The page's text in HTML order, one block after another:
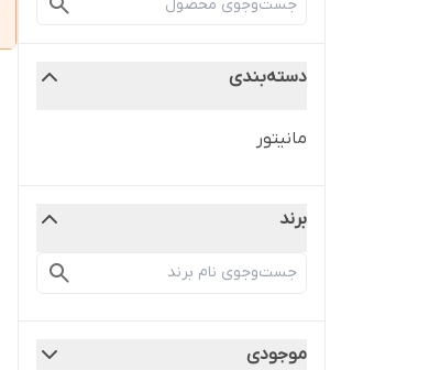
دسته‌بندی
مانیتور
برند
موجودی